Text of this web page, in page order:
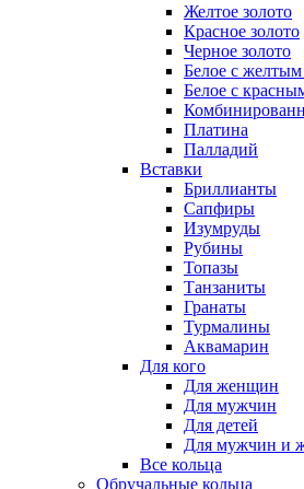
Желтое золото
Красное золото
Черное золото
Белое с желтым
Белое с
Платина
Палладий
Вставки
Бриллианты
Сапфиры
Изумруды
Рубины
Топазы
Танзаниты
Гранаты
Турмалины
Аквамарин
Для кого
Для женщин
Для мужчин
Для детей
Для мужчин и
Все кольца
Обручальные кольца